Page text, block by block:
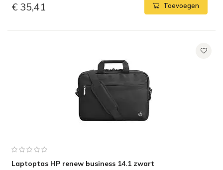
€ 35,41 Toevoegen
Laptoptas HP renew business 14.1 zwart